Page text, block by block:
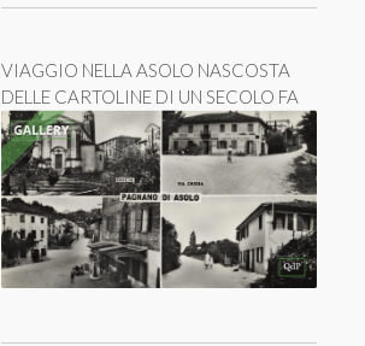
VIAGGIO NELLA ASOLO NASCOSTA
DELLE CARTOLINE DI UN SECOLO FA